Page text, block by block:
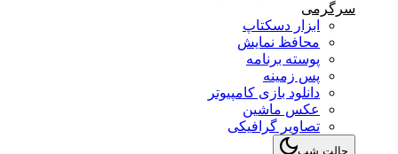
سرگرمی
ابزار دسکتاپ
محافظ نمایش
پوسته برنامه
پس زمینه
دانلود بازی کامپیوتر
عکس ماشین
تصاویر گرافیکی
حالت شب